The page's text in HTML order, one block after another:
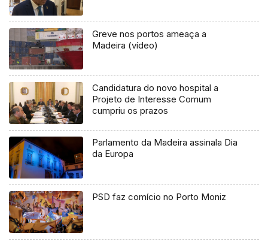
Greve nos portos ameaça a
Madeira (vídeo)
Candidatura do novo hospital a
Projeto de Interesse Comum
cumpriu os prazos
Parlamento da Madeira assinala Dia
da Europa
PSD faz comício no Porto Moniz